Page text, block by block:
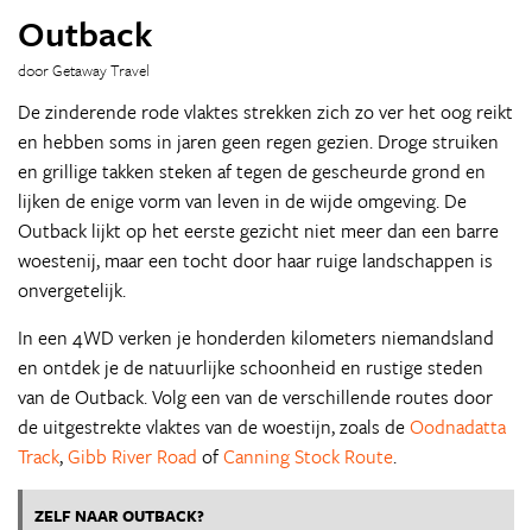
Outback
door Getaway Travel
De zinderende rode vlaktes strekken zich zo ver het oog reikt
en hebben soms in jaren geen regen gezien. Droge struiken
en grillige takken steken af tegen de gescheurde grond en
lijken de enige vorm van leven in de wijde omgeving. De
Outback lijkt op het eerste gezicht niet meer dan een barre
woestenij, maar een tocht door haar ruige landschappen is
onvergetelijk.
In een 4WD verken je honderden kilometers niemandsland
en ontdek je de natuurlijke schoonheid en rustige steden
van de Outback. Volg een van de verschillende routes door
de uitgestrekte vlaktes van de woestijn, zoals deOodnadatta
Track,Gibb River Road ofCanning Stock Route.
ZELF NAAR OUTBACK?